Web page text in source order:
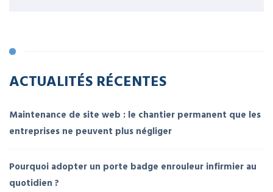
ACTUALITÉS RÉCENTES
Maintenance de site web : le chantier permanent que les
entreprises ne peuvent plus négliger
Pourquoi adopter un porte badge enrouleur infirmier au
quotidien ?